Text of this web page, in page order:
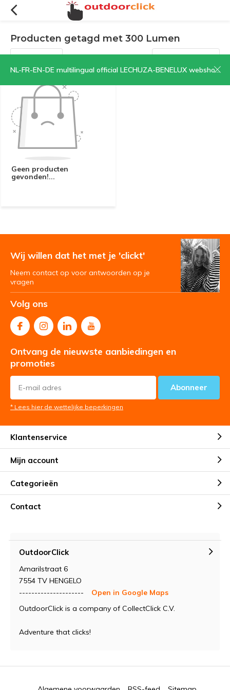
NL-FR-EN-DE multilingual official LECHUZA-BENELUX webshop | CLICK HERE NOW!
Producten getagd met 300 Lumen
Filters Sorteren op:
Geen producten
gevonden!...
Wij willen dat het met je 'clickt'
Neem contact op voor antwoorden op je
vragen
Volg ons
Ontvang de nieuwste aanbiedingen en
promoties
Abonneer
* Lees hier de wettelijke beperkingen
Klantenservice
Mijn account
Categorieën
Contact
OutdoorClick
Amarilstraat 6
7554 TV HENGELO
---------------------
Open in Google Maps
OutdoorClick is a company of CollectClick C.V.
Adventure that clicks!